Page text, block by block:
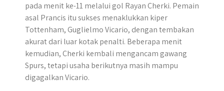
pada menit ke-11 melalui gol Rayan Cherki. Pemain
asal Prancis itu sukses menaklukkan kiper
Tottenham, Guglielmo Vicario, dengan tembakan
akurat dari luar kotak penalti. Beberapa menit
kemudian, Cherki kembali mengancam gawang
Spurs, tetapi usaha berikutnya masih mampu
digagalkan Vicario.